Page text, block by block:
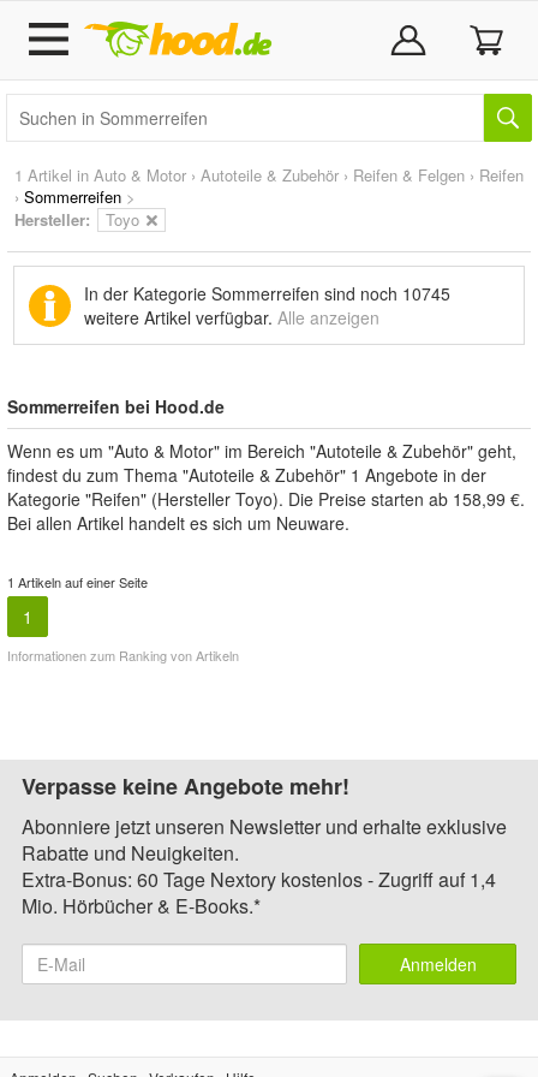
1 Artikel in Auto & Motor › Autoteile & Zubehör › Reifen & Felgen › Reifen
› Sommerreifen >
Hersteller:
Toyo
In der Kategorie Sommerreifen sind noch 10745
weitere Artikel verfügbar. Alle anzeigen
Sommerreifen bei Hood.de
Wenn es um "Auto & Motor" im Bereich "Autoteile & Zubehör" geht,
findest du zum Thema "Autoteile & Zubehör" 1 Angebote in der
Kategorie "Reifen" (Hersteller Toyo). Die Preise starten ab 158,99 €.
Bei allen Artikel handelt es sich um Neuware.
1 Artikeln auf einer Seite
1
Informationen zum Ranking von Artikeln
Verpasse keine Angebote mehr!
Abonniere jetzt unseren Newsletter und erhalte exklusive
Rabatte und Neuigkeiten.
Extra-Bonus: 60 Tage Nextory kostenlos - Zugriff auf 1,4
Mio. Hörbücher & E-Books.*
Anmelden